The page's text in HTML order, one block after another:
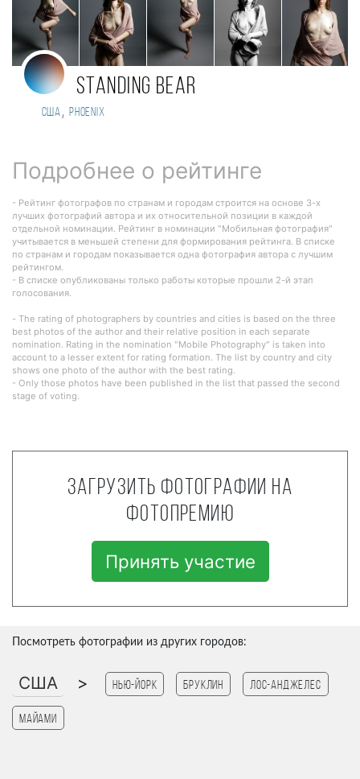
Standing Bear
США, Phoenix
Подробнее о рейтинге
- Рейтинг фотографов по странам и городам строится на основе 3-х
лучших фотографий автора и их относительной позиции в каждой
отдельной номинации. Рейтинг в номинации "Мобильная фотография"
учитывается в меньшей степени для формирования рейтинга. В списке
по странам и городам показывается одна фотография автора с лучшим
рейтингом.
- В списке опубликованы только работы которые прошли 2-й этап
голосования.
- The rating of photographers by countries and cities is based on the three
best photos of the author and their relative position in each separate
nomination. Rating in the nomination "Mobile Photography" is taken into
account to a lesser extent for rating formation. The list by country and city
shows one photo of the author with the best rating.
- Only those photos have been published in the list that passed the second
stage of voting.
Загрузить фотографии на
фотопремию
Принять участие
Посмотреть фотографии из других городов:
США > Нью-Йорк Бруклин Лос-Анджелес
Майами